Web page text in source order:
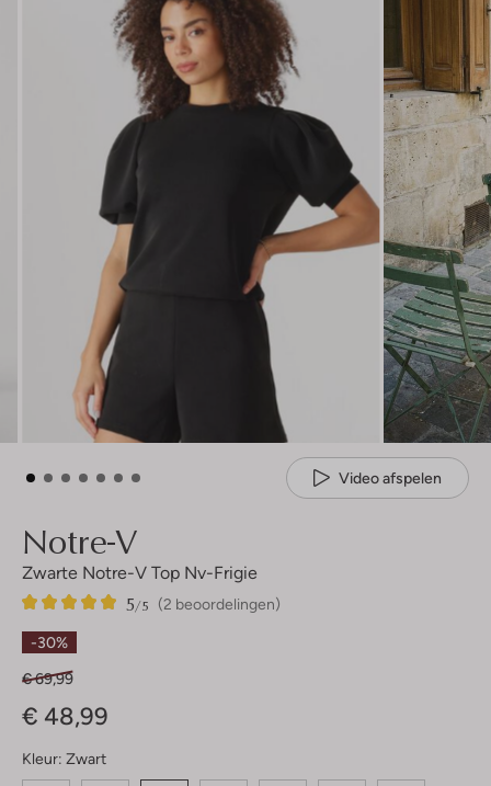
Video afspelen
Notre-V
Zwarte Notre-V Top Nv-Frigie
(2 beoordelingen)
5/5
2
5
Sterren
-30%
€ 69,99
€ 48,99
Kleur: Zwart